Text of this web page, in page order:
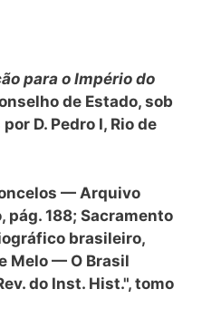
para o Império do
de Estado, sob
D. Pedro I, Rio de
— Arquivo
188; Sacramento
brasileiro,
Melo — O Brasil
do Inst. Hist.", tomo